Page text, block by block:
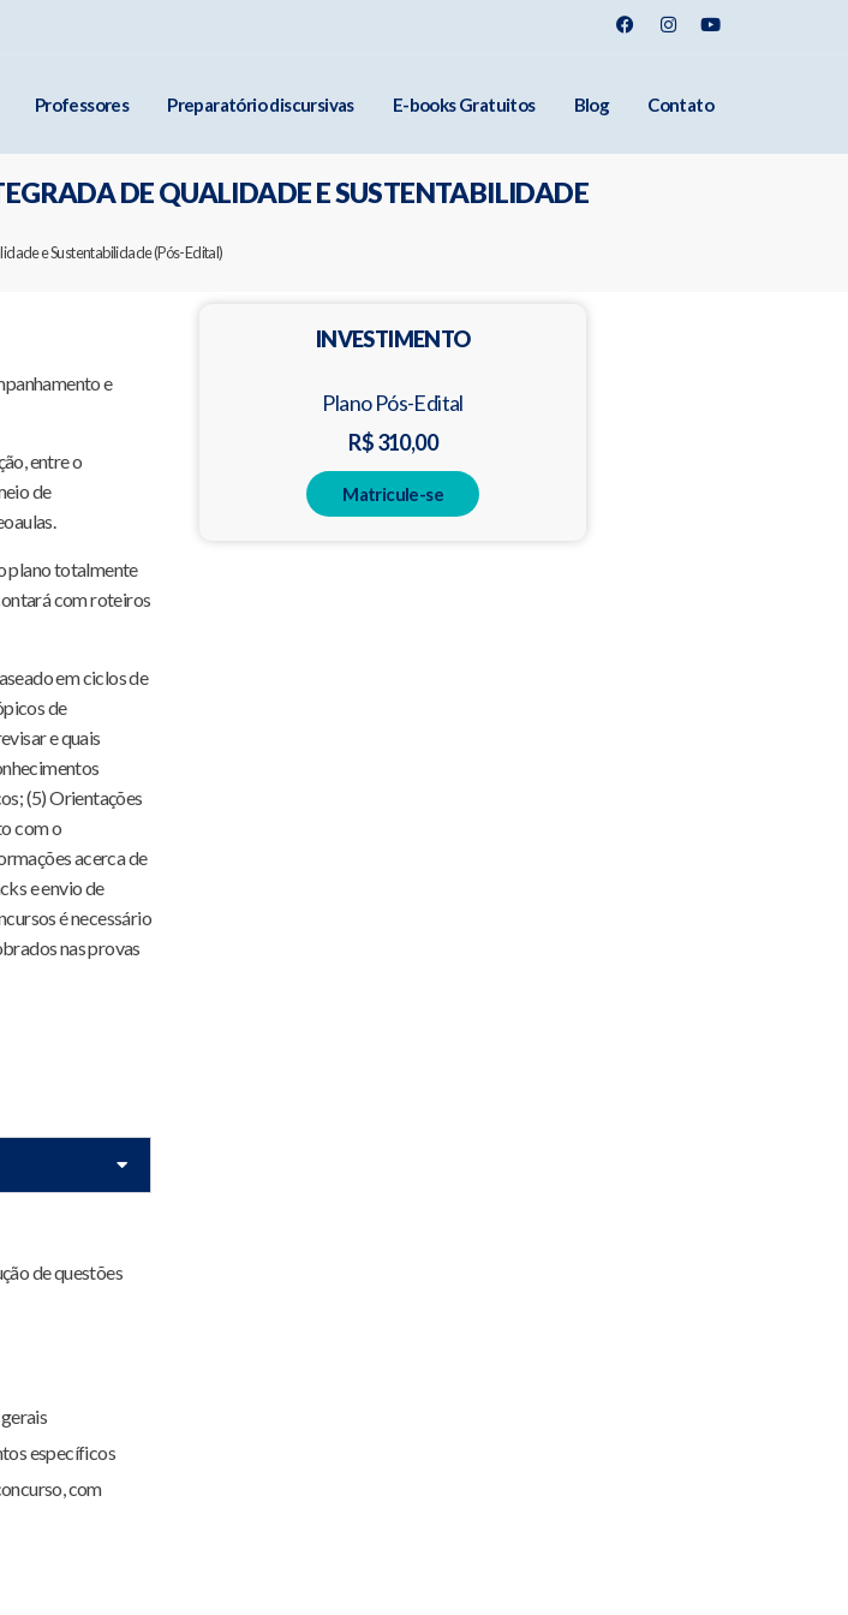
Professores Preparatório discursivas E-books Gratuitos Blog Contato
DE QUALIDADE E SUSTENTABILIDADE
e Sustentabilidade (Pós-Edital)
e
entre o
de
plano totalmente
com roteiros
em ciclos de
de
e quais
(5) Orientações
com o
acerca de
e envio de
é necessário
nas provas
de questões
específicos
com
INVESTIMENTO
Plano Pós-Edital
R$ 310,00
Matricule-se